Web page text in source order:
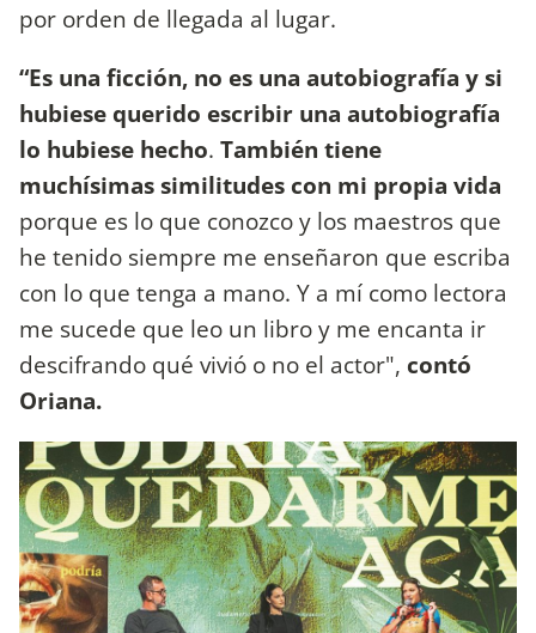
por orden de llegada al lugar.
“Es una ficción, no es una autobiografía y si
hubiese querido escribir una autobiografía
lo hubiese hecho. También tiene
muchísimas similitudes con mi propia vida
porque es lo que conozco y los maestros que
he tenido siempre me enseñaron que escriba
con lo que tenga a mano. Y a mí como lectora
me sucede que leo un libro y me encanta ir
descifrando qué vivió o no el actor", contó
Oriana.